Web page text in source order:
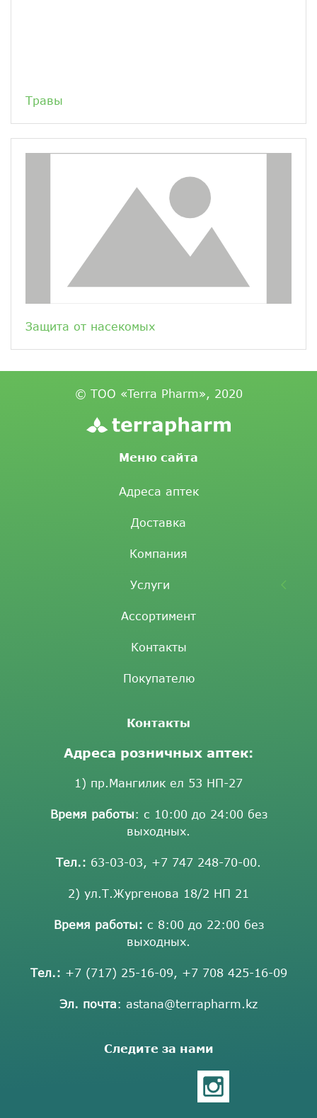
Травы
Защита от насекомых
© ТОО «Terra Pharm», 2020
Меню сайта
Адреса аптек
Доставка
Компания
Услуги
Ассортимент
Контакты
Покупателю
Контакты
Адреса розничных аптек:
1) пр.Мангилик ел 53 НП-27
Время работы: с 10:00 до 24:00 без
выходных.
Тел.: 63-03-03, +7 747 248-70-00.
2) ул.Т.Жургенова 18/2 НП 21
Время работы: с 8:00 до 22:00 без
выходных.
Тел.: +7 (717) 25-16-09, +7 708 425-16-09
Эл. почта: astana@terrapharm.kz
Следите за нами